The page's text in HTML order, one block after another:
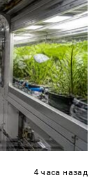
4 часа назад